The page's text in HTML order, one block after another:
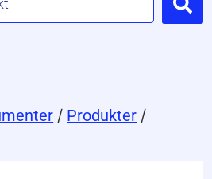
/ Produkter /